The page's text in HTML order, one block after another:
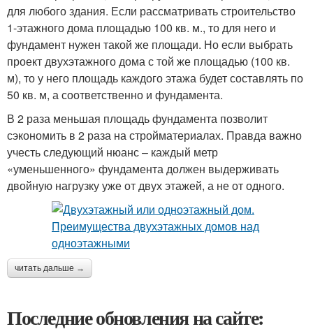
для любого здания. Если рассматривать строительство
1-этажного дома площадью 100 кв. м., то для него и
фундамент нужен такой же площади. Но если выбрать
проект двухэтажного дома с той же площадью (100 кв.
м), то у него площадь каждого этажа будет составлять по
50 кв. м, а соответственно и фундамента.
В 2 раза меньшая площадь фундамента позволит
сэкономить в 2 раза на стройматериалах. Правда важно
учесть следующий нюанс – каждый метр
«уменьшенного» фундамента должен выдерживать
двойную нагрузку уже от двух этажей, а не от одного.
читать дальше →
Последние обновления на сайте: